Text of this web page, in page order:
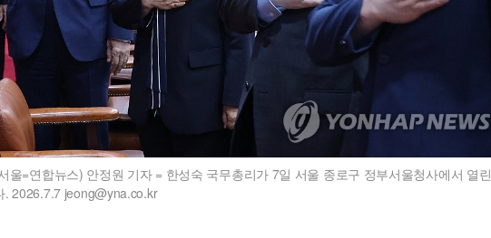
울=연합뉴스) 안정원 기자 = 한성숙 국무총리가 7일 서울 종로구 정부서울청사에서 열린
2026.7.7 jeong@yna.co.kr